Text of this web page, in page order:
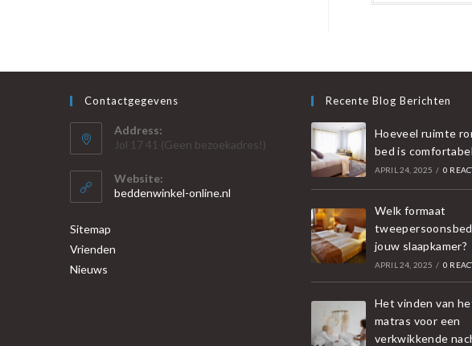
Contactgegevens
Address:
Jol 17 41 (Geen bezoekadres!)
Website:
beddenwinkel-online.nl
Sitemap
Vrienden
Nieuws
Recente Blog Berichten
Hoeveel ruimte
bed is
APRIL 24, 2025 / 0
Welk formaat
jouw slaapkamer?
APRIL 24, 2025 / 0
Het vinden van
matras voor een
verkwikkende